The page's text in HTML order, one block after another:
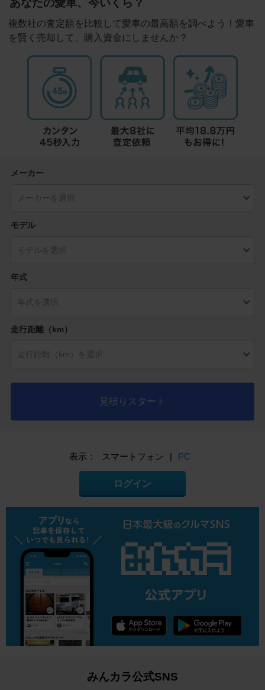
あなたの愛車、今いくら？
複数社の査定額を比較して愛車の最高額を調べよう！愛車
を賢く売却して、購入資金にしませんか？
メーカー
モデル
年式
走行距離（km）
見積りスタート
表示： スマートフォン | PC
ログイン
みんカラ公式SNS